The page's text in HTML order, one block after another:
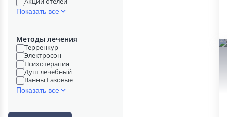
Показать все
Методы лечения
Терренкур
Электросон
Психотерапия
Душ лечебный
Ванны Газовые
Показать все